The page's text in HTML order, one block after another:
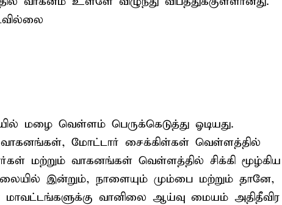
மழை வெள்ளம் பெருக்கெடுத்து ஓடியது.
மோட்டார் சைக்கிள்கள் வெள்ளத்தில்
மற்றும் வாகனங்கள் வெள்ளத்தில் சிக்கி மூழ்கிய
இன்றும், நாளையும் மும்பை மற்றும் தானே,
வானிலை ஆய்வு மையம் அதிதீவிர